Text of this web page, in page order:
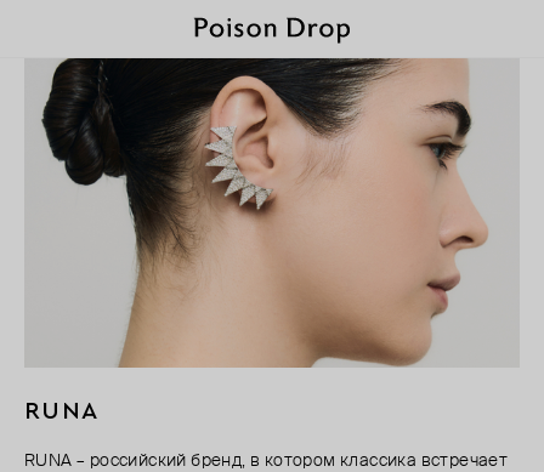
RUNA
RUNA – российский бренд, в котором классика встречает